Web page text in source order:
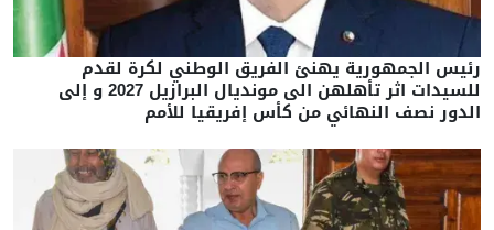
رئيس الجمهورية يهنئ الفريق الوطني لكرة لقدم
للسيدات اثر تأهلهن الى مونديال البرازيل 2027 و إلى
الدور نصف النهائي من كأس إفريقيا للأمم